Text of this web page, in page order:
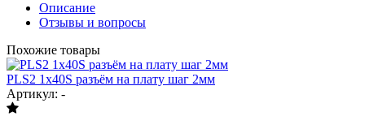
Описание
Отзывы и вопросы
Похожие товары
PLS2 1x40S разъём на плату шаг 2мм
Артикул: -